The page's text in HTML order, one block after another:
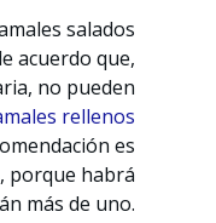
salados
acuerdo que,
no pueden
rellenos
es
porque habrá
más de uno.